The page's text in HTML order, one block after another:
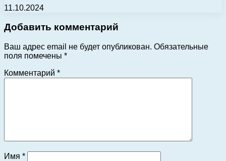
11.10.2024
Добавить комментарий
Ваш адрес email не будет опубликован. Обязательные
поля помечены *
Комментарий *
Имя *